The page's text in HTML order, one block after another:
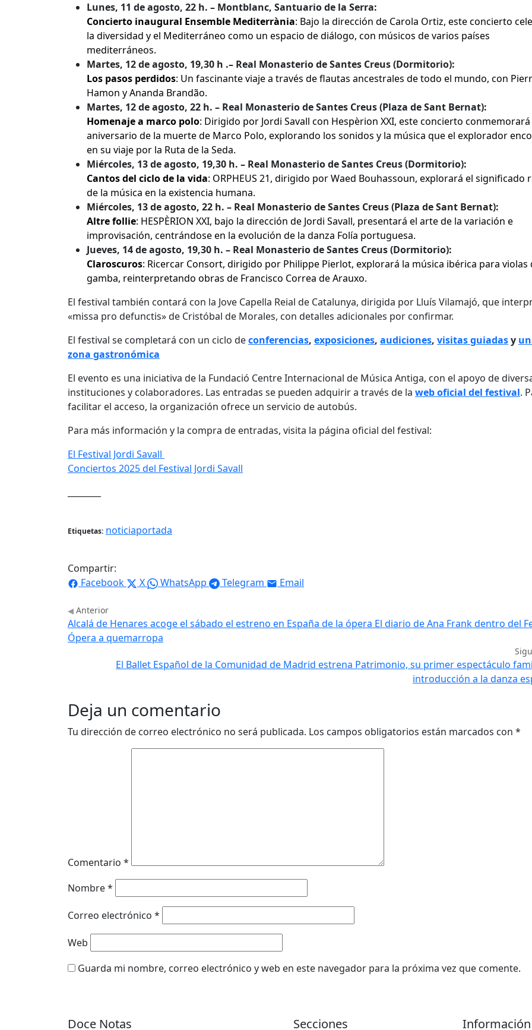
Lunes, 11 de agosto, 22 h. – Montblanc, Santuario de la Serra:
Concierto inaugural Ensemble Mediterrània: Bajo la dirección de Carola Ortiz, este concierto
la diversidad y el Mediterráneo como un espacio de diálogo, con músicos de varios países
mediterráneos.
Martes, 12 de agosto, 19,30 h .– Real Monasterio de Santes Creus (Dormitorio):
Los pasos perdidos: Un fascinante viaje a través de flautas ancestrales de todo el mundo, con
Hamon y Ananda Brandão.
Martes, 12 de agosto, 22 h. – Real Monasterio de Santes Creus (Plaza de Sant Bernat):
Homenaje a marco polo: Dirigido por Jordi Savall con Hespèrion XXI, este concierto conmemorará
aniversario de la muerte de Marco Polo, explorando los sonidos y la música que el explorador
en su viaje por la Ruta de la Seda.
Miércoles, 13 de agosto, 19,30 h. – Real Monasterio de Santes Creus (Dormitorio):
Cantos del ciclo de la vida: ORPHEUS 21, dirigido por Waed Bouhassoun, explorará el significado
de la música en la existencia humana.
Miércoles, 13 de agosto, 22 h. – Real Monasterio de Santes Creus (Plaza de Sant Bernat):
Altre follie: HESPÈRION XXI, bajo la dirección de Jordi Savall, presentará el arte de la variación e
improvisación, centrándose en la evolución de la danza Folía portuguesa.
Jueves, 14 de agosto, 19,30 h. – Real Monasterio de Santes Creus (Dormitorio):
Claroscuros: Ricercar Consort, dirigido por Philippe Pierlot, explorará la música ibérica para violas
gamba, reinterpretando obras de Francisco Correa de Arauxo.
El festival también contará con la Jove Capella Reial de Catalunya, dirigida por Lluís Vilamajó, que
«missa pro defunctis» de Cristóbal de Morales, con detalles adicionales por confirmar.
El festival se completará con un ciclo deconferencias, exposiciones, audiciones, visitas guiadasy
zona gastronómica
El evento es una iniciativa de la Fundació Centre Internacional de Música Antiga, con el apoyo de
instituciones y colaboradores. Las entradas se pueden adquirir a través de la web oficial del festival.
facilitar el acceso, la organización ofrece un servicio de autobús.
Para más información y la compra de entradas, visita la página oficial del festival:
El Festival Jordi Savall
Conciertos 2025 del Festival Jordi Savall
Etiquetas: noticiaportada
Compartir:
Facebook
X WhatsApp Telegram Email
Anterior
Alcalá de Henares acoge el sábado el estreno en España de la ópera El diario de Ana Frank dentro del
Ópera a quemarropa
El Ballet Español de la Comunidad de Madrid estrena Patrimonio, su primer espectáculo
introducción a la danza
Deja un comentario
Tu dirección de correo electrónico no será publicada. Los campos obligatorios están marcados con *
Comentario *
Nombre*
Correo electrónico *
Web
Guarda mi nombre, correo electrónico y web en este navegador para la próxima vez que comente.
Doce Notas Secciones Información